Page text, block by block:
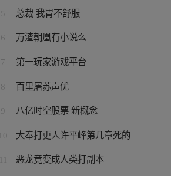
5 总裁 我胃不舒服
6 万渣朝凰有小说么
7 第一玩家游戏平台
8 百里屠苏声优
9 八亿时空股票 新概念
10 大奉打更人许平峰第几章死的
恶龙竟变成人类打副本